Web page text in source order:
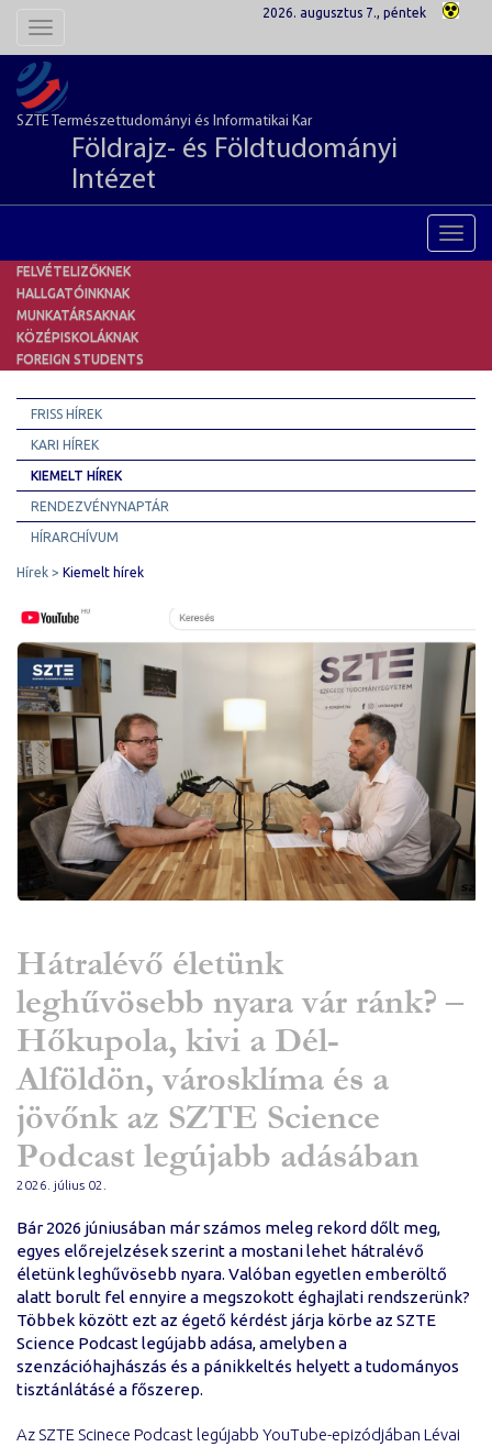
Toggle
2026. augusztus 7., péntek
SZTE Természettudományi és Informatikai Kar
Földrajz- és Földtudományi
Intézet
FELVÉTELIZŐKNEK
HALLGATÓINKNAK
MUNKATÁRSAKNAK
KÖZÉPISKOLÁKNAK
FOREIGN STUDENTS
FRISS HÍREK
KARI HÍREK
KIEMELT HÍREK
RENDEZVÉNYNAPTÁR
HÍRARCHÍVUM
Hírek Kiemelt hírek
Hátralévő életünk
leghűvösebb nyara vár ránk? –
Hőkupola, kivi a Dél-
Alföldön, városklíma és a
jövőnk az SZTE Science
Podcast legújabb adásában
2026. július 02.
Bár 2026 júniusában már számos meleg rekord dőlt meg,
egyes előrejelzések szerint a mostani lehet hátralévő
életünk leghűvösebb nyara. Valóban egyetlen emberöltő
alatt borult fel ennyire a megszokott éghajlati rendszerünk?
Többek között ezt az égető kérdést járja körbe az SZTE
Science Podcast legújabb adása, amelyben a
szenzációhajhászás és a pánikkeltés helyett a tudományos
tisztánlátásé a főszerep.
Az SZTE Scinece Podcast legújabb YouTube-epizódjában Lévai